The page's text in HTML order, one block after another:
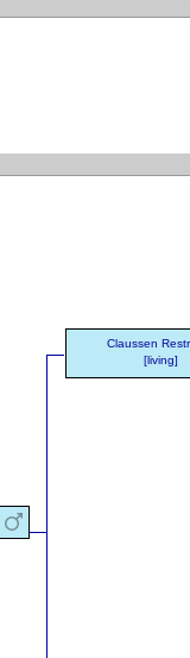
Claussen
[living]